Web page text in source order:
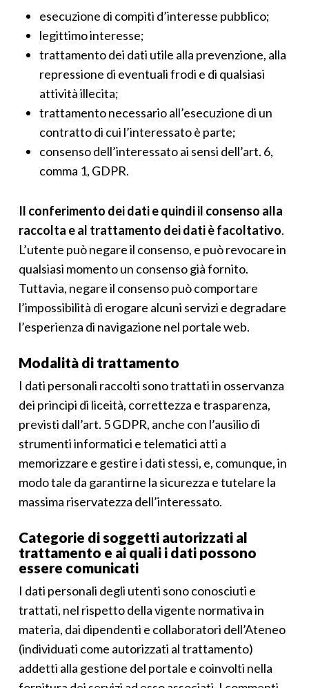
esecuzione di compiti d’interesse pubblico;
legittimo interesse;
trattamento dei dati utile alla prevenzione, alla
repressione di eventuali frodi e di qualsiasi
attività illecita;
trattamento necessario all’esecuzione di un
contratto di cui l’interessato è parte;
consenso dell’interessato ai sensi dell’art. 6,
comma 1, GDPR.
Il conferimento dei dati e quindi il consenso alla
raccolta e al trattamento dei dati è facoltativo.
L’utente può negare il consenso, e può revocare in
qualsiasi momento un consenso già fornito.
Tuttavia, negare il consenso può comportare
l’impossibilità di erogare alcuni servizi e degradare
l’esperienza di navigazione nel portale web.
Modalità di trattamento
I dati personali raccolti sono trattati in osservanza
dei principi di liceità, correttezza e trasparenza,
previsti dall’art. 5 GDPR, anche con l’ausilio di
strumenti informatici e telematici atti a
memorizzare e gestire i dati stessi, e, comunque, in
modo tale da garantirne la sicurezza e tutelare la
massima riservatezza dell’interessato.
Categorie di soggetti autorizzati al
trattamento e ai quali i dati possono
essere comunicati
I dati personali degli utenti sono conosciuti e
trattati, nel rispetto della vigente normativa in
materia, dai dipendenti e collaboratori dell’Ateneo
(individuati come autorizzati al trattamento)
addetti alla gestione del portale e coinvolti nella